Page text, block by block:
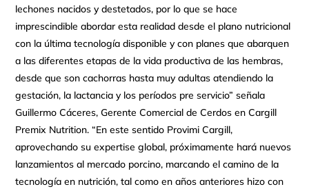
lechones nacidos y destetados, por lo que se hace
imprescindible abordar esta realidad desde el plano nutricional
con la última tecnología disponible y con planes que abarquen
a las diferentes etapas de la vida productiva de las hembras,
desde que son cachorras hasta muy adultas atendiendo la
gestación, la lactancia y los períodos pre servicio” señala
Guillermo Cáceres, Gerente Comercial de Cerdos en Cargill
Premix Nutrition. “En este sentido Provimi Cargill,
aprovechando su expertise global, próximamente hará nuevos
lanzamientos al mercado porcino, marcando el camino de la
tecnología en nutrición, tal como en años anteriores hizo con